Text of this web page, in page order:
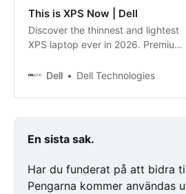
This is XPS Now | Dell
Discover the thinnest and lightest
XPS laptop ever in 2026. Premium
screens, and our most accessible
Dell Dell Technologies
En sista sak.
Har du funderat på att bidra
Pengarna kommer användas